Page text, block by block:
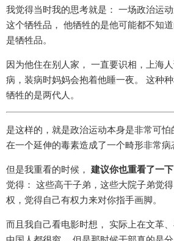
我觉得当时我的思考就是： 一场政治运
这个牺牲品， 他牺牲的是他可能都不知
是牺牲品。
因为他住在别人家， 一直要识相，上海
病，装病时妈妈会抱着他睡一夜。 这种
牺牲的是两代人。
是这样的，就是政治运动本身是非常可
在一个延伸的毒素造成了一个畸形非常病
但是我重看的时候， 建议你也重看了一下
觉得： 这些高干子弟，这些大院子弟觉
权，觉得自己有权力来对你指手画脚。
而且我自己看电影时想， 实际上在文革